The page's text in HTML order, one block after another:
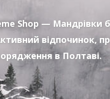
Shop — Мандрівки
відпочинок,
в Полтаві.